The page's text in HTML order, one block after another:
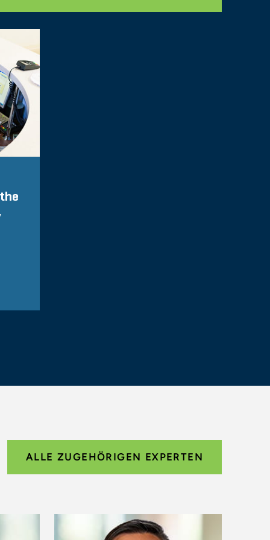
ALLE ZUGEHÖRIGEN EXPERTEN